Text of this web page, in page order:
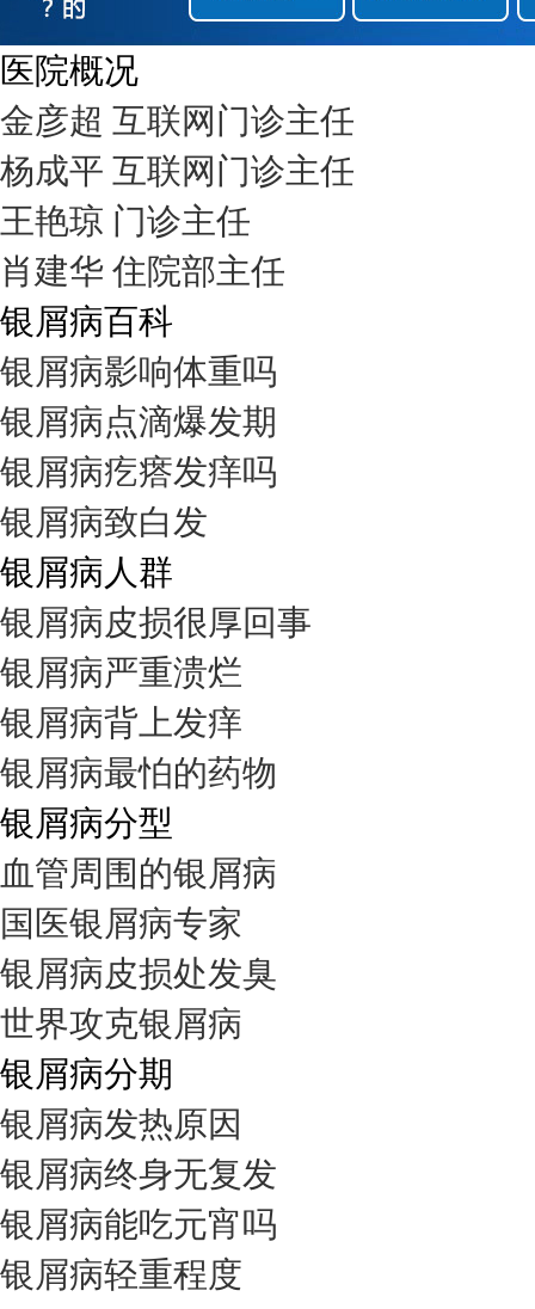
医院概况
金彦超 互联网门诊主任
杨成平 互联网门诊主任
王艳琼 门诊主任
肖建华 住院部主任
银屑病百科
银屑病影响体重吗
银屑病点滴爆发期
银屑病疙瘩发痒吗
银屑病致白发
银屑病人群
银屑病皮损很厚回事
银屑病严重溃烂
银屑病背上发痒
银屑病最怕的药物
银屑病分型
血管周围的银屑病
国医银屑病专家
银屑病皮损处发臭
世界攻克银屑病
银屑病分期
银屑病发热原因
银屑病终身无复发
银屑病能吃元宵吗
银屑病轻重程度